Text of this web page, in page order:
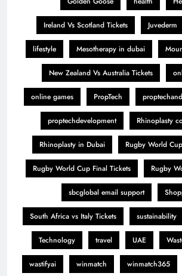
Ireland Vs Scotland Tickets Juvederm
lifestyle Mesotherapy in dubai
New Zealand Vs Australia Tickets
online games PropTech
proptechdevelopment Rhinoplasty
Rhinoplasty in Dubai Rugby World
Rugby World Cup Final Tickets Rugby
sbcglobal email support
South Africa vs Italy Tickets sustainability
Technology travel UAE
wastifyai winmatch winmatch365